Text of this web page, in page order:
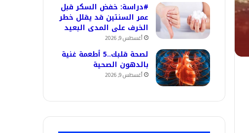
#دراسة: خفض السكر قبل
عمر السنتين قد يقلل خطر
الخرف على المدى البعيد
أغسطس 9, 2026
لصحة قلبك..5 أطعمة غنية
بالدهون الصحية
أغسطس 9, 2026